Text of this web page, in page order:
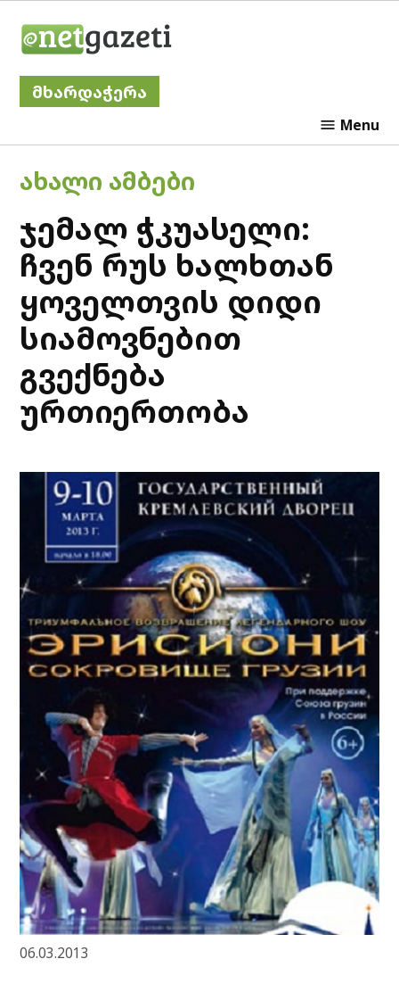
მხარდაჭერა
Menu
POSTED
ᲐᲮᲐᲚᲘ ᲐᲛᲑᲔᲑᲘ
ჯემალ ჭკუასელი:
ჩვენ რუს ხალხთან
ყოველთვის დიდი
სიამოვნებით
გვექნება
ურთიერთობა
06.03.2013